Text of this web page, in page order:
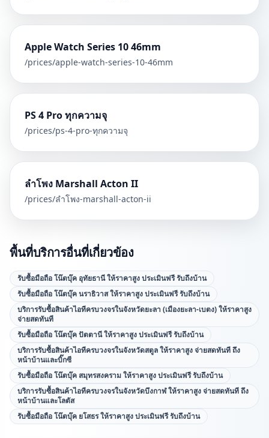
Apple Watch Series 10 46mm
/prices/apple-watch-series-10-46mm
PS 4 Pro ทุกความจุ
/prices/ps-4-pro-ทุกความจุ
ลำโพง Marshall Acton II
/prices/ลำโพง-marshall-acton-ii
พื้นที่บริการอื่นที่เกี่ยวข้อง
รับซื้อมือถือ โน๊ตบุ๊ค อุทัยธานี ให้ราคาสูง ประเมินฟรี รับถึงบ้าน
รับซื้อมือถือ โน๊ตบุ๊ค นราธิวาส ให้ราคาสูง ประเมินฟรี รับถึงบ้าน
บริการรับซื้อสินค้าไอทีครบวงจรในจังหวัดยะลา (เมืองยะลา-เบตง) ให้ราคาสูง
จ่ายสดทันที
รับซื้อมือถือ โน๊ตบุ๊ค ปัตตานี ให้ราคาสูง ประเมินฟรี รับถึงบ้าน
บริการรับซื้อสินค้าไอทีครบวงจรในจังหวัดสตูล ให้ราคาสูง จ่ายสดทันที ถึง
หน้าบ้านและบิ๊กซี
รับซื้อมือถือ โน๊ตบุ๊ค สมุทรสงคราม ให้ราคาสูง ประเมินฟรี รับถึงบ้าน
บริการรับซื้อสินค้าไอทีครบวงจรในจังหวัดบึงกาฬ ให้ราคาสูง จ่ายสดทันที ถึง
หน้าบ้านและโลตัส
รับซื้อมือถือ โน๊ตบุ๊ค ยโสธร ให้ราคาสูง ประเมินฟรี รับถึงบ้าน